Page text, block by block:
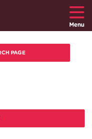
Menu